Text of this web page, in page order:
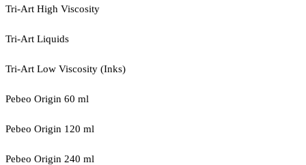
Tri-Art High Viscosity
Tri-Art Liquids
Tri-Art Low Viscosity (Inks)
Pebeo Origin 60 ml
Pebeo Origin 120 ml
Pebeo Origin 240 ml